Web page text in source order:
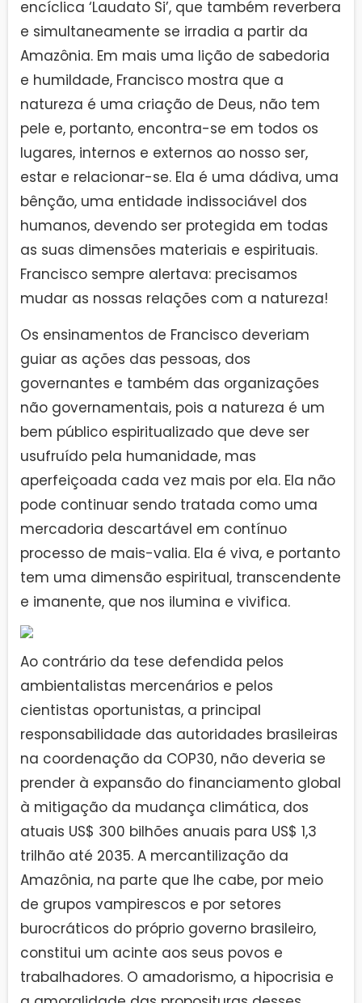
encíclica ‘Laudato Si’, que também reverbera
e simultaneamente se irradia a partir da
Amazônia. Em mais uma lição de sabedoria
e humildade, Francisco mostra que a
natureza é uma criação de Deus, não tem
pele e, portanto, encontra-se em todos os
lugares, internos e externos ao nosso ser,
estar e relacionar-se. Ela é uma dádiva, uma
bênção, uma entidade indissociável dos
humanos, devendo ser protegida em todas
as suas dimensões materiais e espirituais.
Francisco sempre alertava: precisamos
mudar as nossas relações com a natureza!
Os ensinamentos de Francisco deveriam
guiar as ações das pessoas, dos
governantes e também das organizações
não governamentais, pois a natureza é um
bem público espiritualizado que deve ser
usufruído pela humanidade, mas
aperfeiçoada cada vez mais por ela. Ela não
pode continuar sendo tratada como uma
mercadoria descartável em contínuo
processo de mais-valia. Ela é viva, e portanto
tem uma dimensão espiritual, transcendente
e imanente, que nos ilumina e vivifica.
Ao contrário da tese defendida pelos
ambientalistas mercenários e pelos
cientistas oportunistas, a principal
responsabilidade das autoridades brasileiras
na coordenação da COP30, não deveria se
prender à expansão do financiamento global
à mitigação da mudança climática, dos
atuais US$ 300 bilhões anuais para US$ 1,3
trilhão até 2035. A mercantilização da
Amazônia, na parte que lhe cabe, por meio
de grupos vampirescos e por setores
burocráticos do próprio governo brasileiro,
constitui um acinte aos seus povos e
trabalhadores. O amadorismo, a hipocrisia e